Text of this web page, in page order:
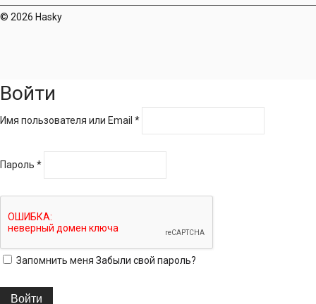
© 2026 Hasky
Войти
Имя пользователя или Email *
Пароль *
Запомнить меня Забыли свой пароль?
Войти